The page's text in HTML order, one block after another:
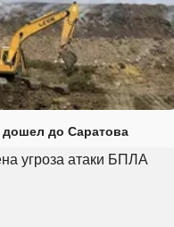
дошел до Саратова